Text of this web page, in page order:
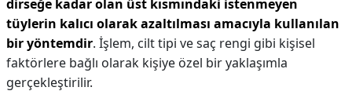
dirseğe kadar olan üst kısmındaki istenmeyen
tüylerin kalıcı olarak azaltılması amacıyla kullanılan
bir yöntemdir. İşlem, cilt tipi ve saç rengi gibi kişisel
faktörlere bağlı olarak kişiye özel bir yaklaşımla
gerçekleştirilir.